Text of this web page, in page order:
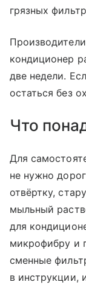
грязных
кондиционер
две недели.
остаться без
Что
Для
не нужно
отвёртку,
мыльный
для
микрофибру и
сменные
в инструкции,